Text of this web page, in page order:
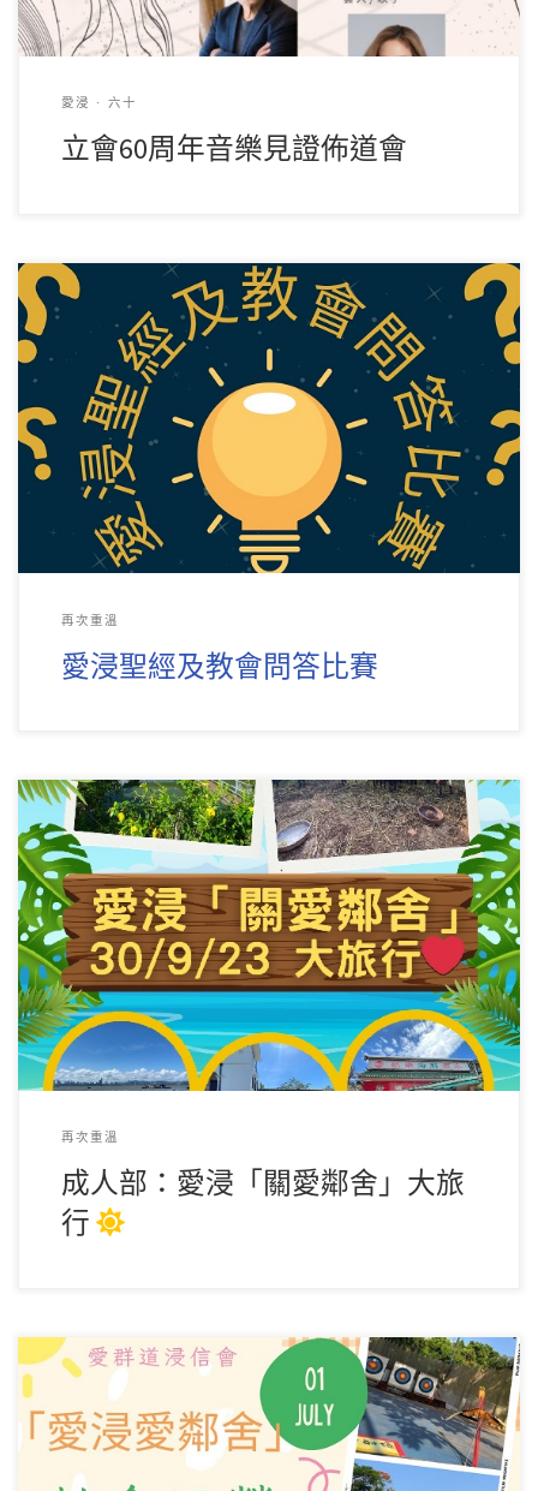
愛浸 · 六十
立會60周年音樂見證佈道會
統籌：成人部弟兄事工小組 目的：透過比賽，聯誼弟兄姊
妹、鼓勵閱讀聖經及增加對教會的歸屬感。 日期：2 […]
再次重溫
愛浸聖經及教會問答比賽
主辦：成人部弟兄及姊妹事工小組 對象：所有弟兄姊妹及親
友 目的：透過戶外一天遊，讓弟兄姊妹可以輕輕鬆 […]
再次重溫
成人部：愛浸「關愛鄰舍」大旅
行
主辦：成人部弟兄事工小組 對象：教會弟兄姊妹及新來賓 目